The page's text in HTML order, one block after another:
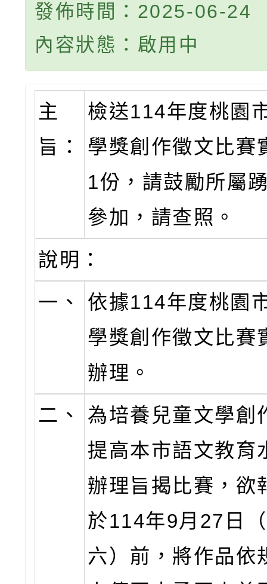
發佈時間：2025-06-24
內容狀態：啟用中
主
旨：
檢送114年度桃園
學獎創作徵文比賽
1份，請鼓勵所屬
參加，請查照。
說明：
一、
依據114年度桃園
學獎創作徵文比賽
辦理。
二、
為培養兒童文學創
提高本市語文教育
辦理旨揭比賽，欲
於114年9月27日
六）前，將作品依